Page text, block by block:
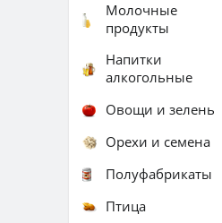
Молочные
продукты
Напитки
алкогольные
Овощи и зелень
Орехи и семена
Полуфабрикаты
Птица